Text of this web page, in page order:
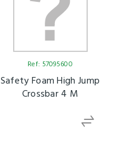
Ref: 57095600
Safety Foam High Jump
Crossbar 4 M